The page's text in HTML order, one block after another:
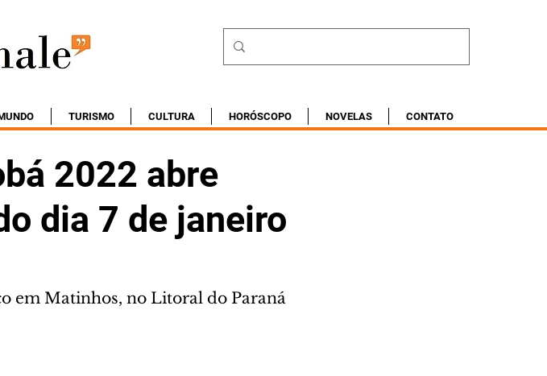
TURISMO CULTURA HORÓSCOPO NOVELAS CONTATO
2022 abre
dia 7 de janeiro
em Matinhos, no Litoral do Paraná